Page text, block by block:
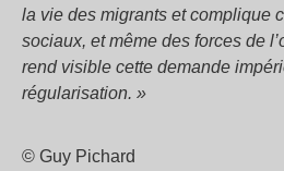
la vie des migrants et complique
sociaux, et même des forces de
rend visible cette demande
régularisation. »
© Guy Pichard